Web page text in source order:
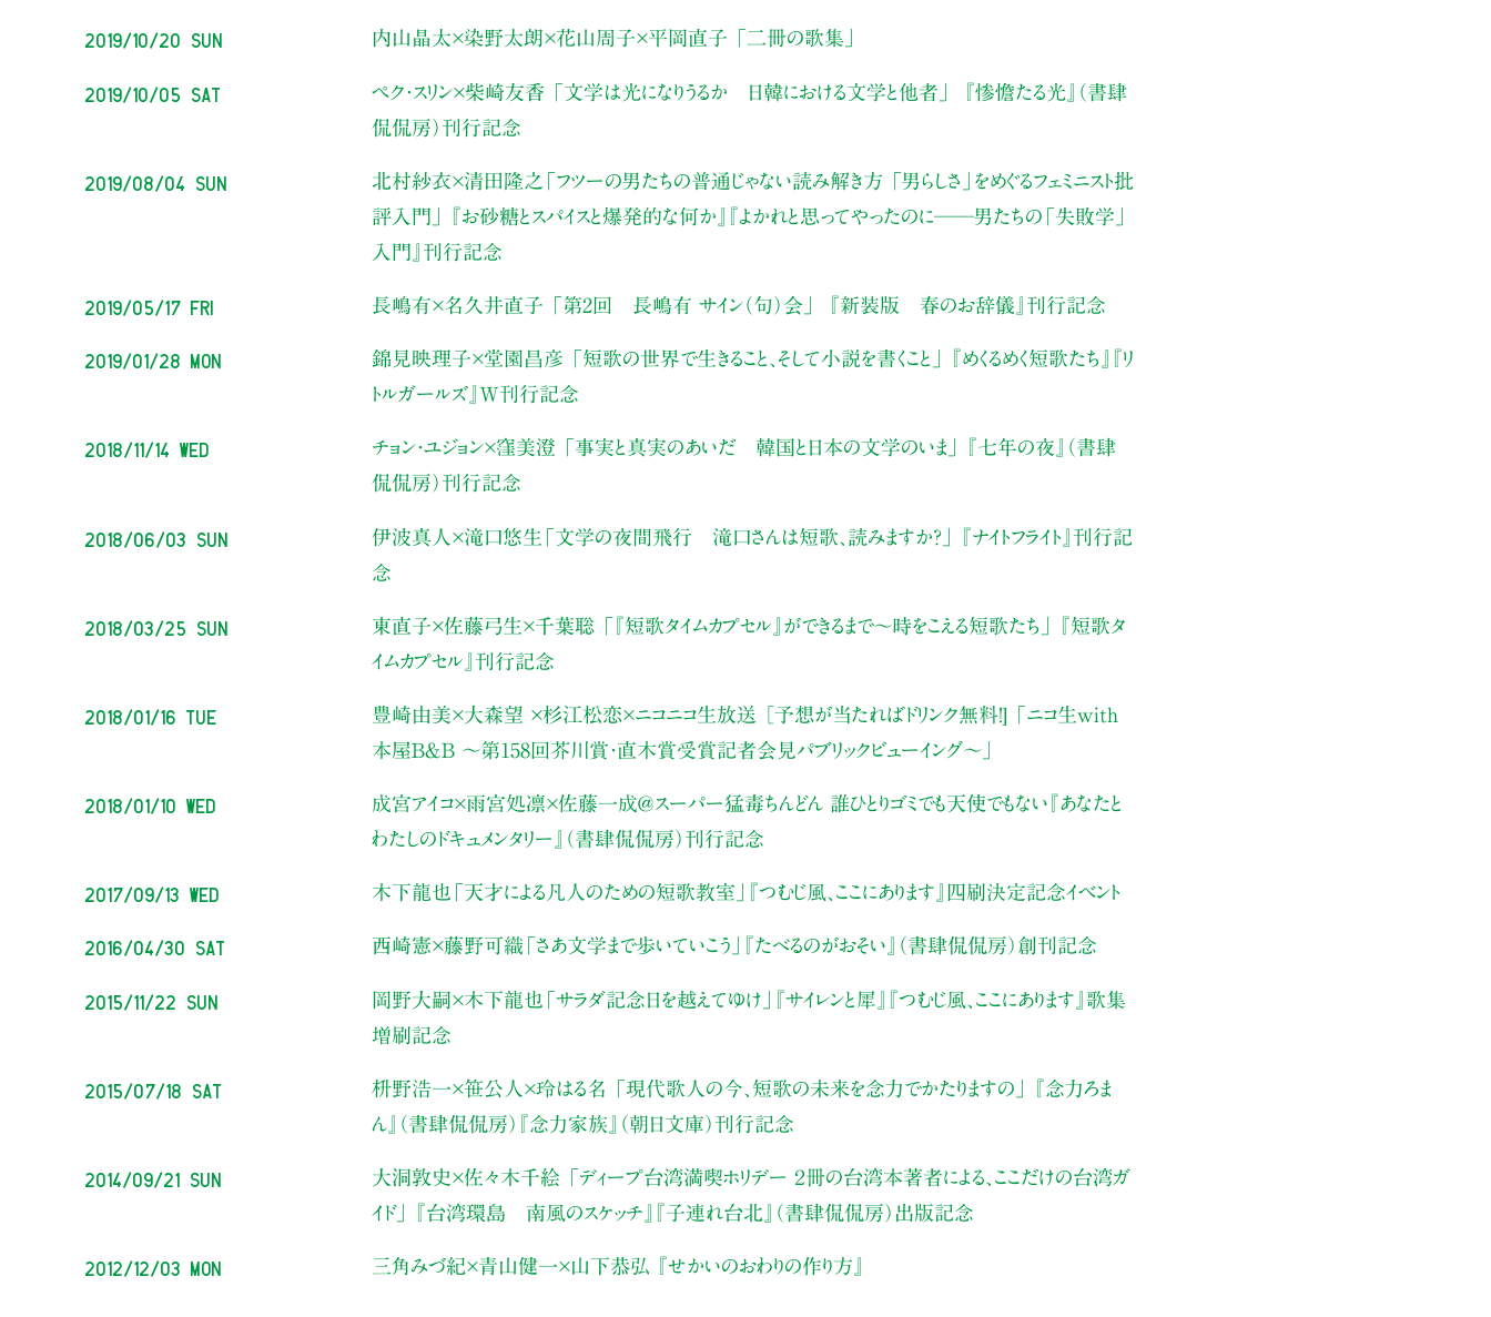
2019/10/20 Sun 内山晶太×染野太朗×花山周子×平岡直子 「二冊の歌集」
2019/10/05 Sat ペク・スリン×柴崎友香 「文学は光になりうるか 日韓における文学と他者」
『惨憺たる光』（書肆
侃侃房）刊行記念
2019/08/04 Sun 北村紗衣×清田隆之
「フツーの男たちの普通じゃない読み解き方 「男らしさ」をめぐるフェミニスト批
評入門」
『お砂糖とスパイスと爆発的な何か』『よかれと思ってやったのに──男たちの「失敗学」
入門』刊行記念
2019/05/17 Fri 長嶋有×名久井直子 「第2回 長嶋有 サイン（句）会」 『新装版 春のお辞儀』刊行記念
2019/01/28 Mon 錦見映理子×堂園昌彦 「短歌の世界で生きること、そして小説を書くこと」
『めくるめく短歌たち』『リ
トルガールズ』W刊行記念
2018/11/14 Wed チョン・ユジョン×窪美澄「事実と真実のあいだ 韓国と日本の文学のいま」
『七年の夜』（書肆
侃侃房）刊行記念
2018/06/03 Sun 伊波真人×滝口悠生 「文学の夜間飛行 滝口さんは短歌、読みますか？」
『ナイトフライト』刊行記
念
2018/03/25 Sun 東直子×佐藤弓生×千葉聡「『短歌タイムカプセル』ができるまで〜時をこえる短歌たち」
『短歌タ
イムカプセル』刊行記念
2018/01/16 Tue 豊崎由美×大森望 ×杉江松恋×ニコニコ生放送
［予想が当たればドリンク無料！] 「ニコ生with
本屋Ｂ＆Ｂ ～第158回芥川賞・直木賞受賞記者会見パブリックビューイング～」
2018/01/10 Wed 成宮アイコ×雨宮処凛×佐藤一成＠スーパー猛毒ちんどん誰ひとりゴミでも天使でもない 『あなたと
わたしのドキュメンタリー』（書肆侃侃房）刊行記念
2017/09/13 Wed 木下龍也 「天才による凡人のための短歌教室」 『つむじ風、ここにあります』四刷決定記念イベント
2016/04/30 Sat 西崎憲×藤野可織「さあ文学まで歩いていこう」 『たべるのがおそい』 （書肆侃侃房）創刊記念
2015/11/22 Sun 岡野大嗣×木下龍也 「サラダ記念日を越えてゆけ」 『サイレンと犀』 『つむじ風、ここにあります』 歌集
増刷記念
2015/07/18 Sat 枡野浩一×笹公人×玲はる名 「現代歌人の今、短歌の未来を念力でかたりますの」
『念力ろま
ん』（書肆侃侃房）『念力家族』（朝日文庫）刊行記念
2014/09/21 Sun
大洞敦史×佐々木千絵 「ディープ台湾満喫ホリデー ２冊の台湾本著者による、ここだけの台湾ガ
イド」 『台湾環島 南風のスケッチ』『子連れ台北』（書肆侃侃房）出版記念
2012/12/03 Mon 三角みづ紀×青山健一×山下恭弘 『せかいのおわりの作り方』